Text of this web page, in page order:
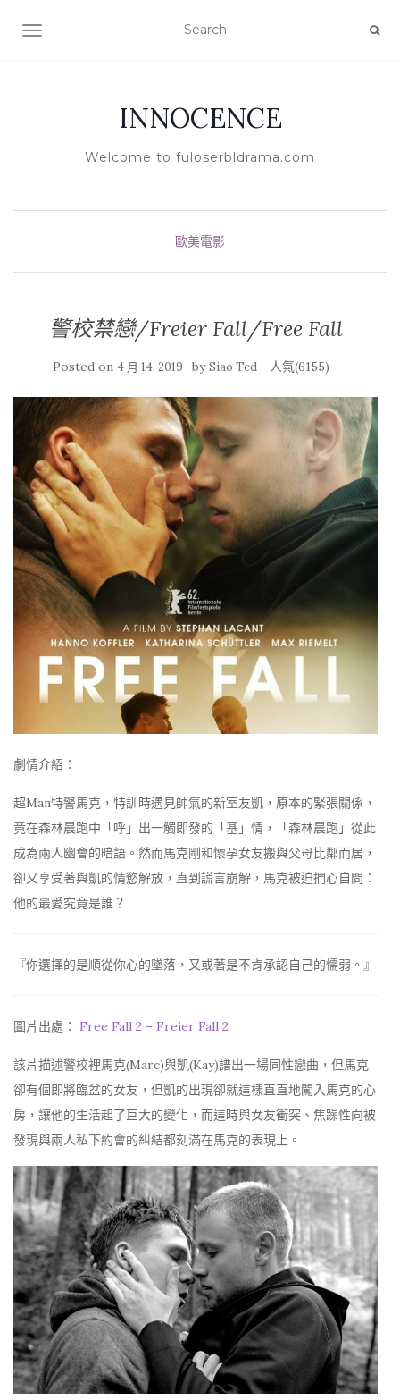
TOGGLE NAVIGATION
INNOCENCE
Welcome to fuloserbldrama.com
歐美電影
警校禁戀/Freier Fall/Free Fall
Posted on 4 月 14, 2019 bySiao Ted 人氣(6155)
劇情介紹：
超Man特警馬克，特訓時遇見帥氣的新室友凱，原本的緊張關係，
竟在森林晨跑中「呼」出一觸即發的「基」情，「森林晨跑」從此
成為兩人幽會的暗語。然而馬克剛和懷孕女友搬與父母比鄰而居，
卻又享受著與凱的情慾解放，直到謊言崩解，馬克被迫捫心自問：
他的最愛究竟是誰？
『你選擇的是順從你心的墜落，又或著是不肯承認自己的懦弱。』
圖片出處： Free Fall 2 – Freier Fall 2
該片描述警校裡馬克(Marc)與凱(Kay)譜出一場同性戀曲，但馬克
卻有個即將臨盆的女友，但凱的出現卻就這樣直直地闖入馬克的心
房，讓他的生活起了巨大的變化，而這時與女友衝突、焦躁性向被
發現與兩人私下約會的糾結都刻滿在馬克的表現上。